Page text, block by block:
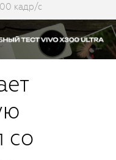
кадр/с
со